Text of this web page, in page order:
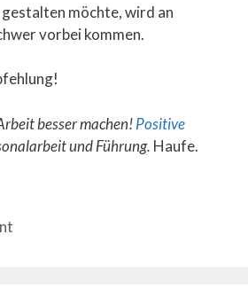
möchte, wird an
vorbei kommen.
besser machen!Positive
und Führung. Haufe.